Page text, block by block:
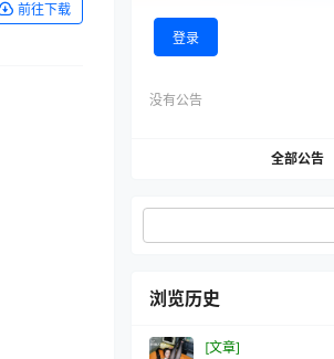
前往下载
登录
没有公告
全部公告
浏览历史
[文章]